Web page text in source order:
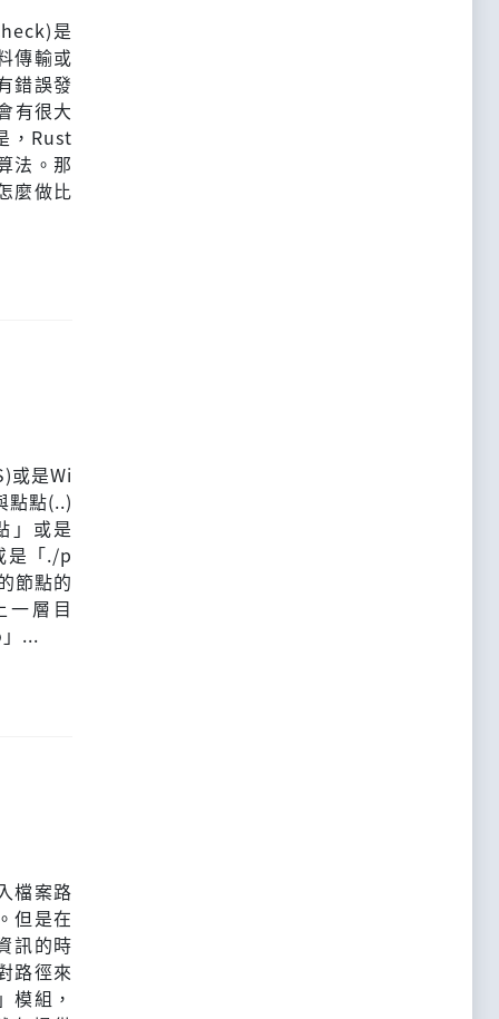
是
傳輸或
錯誤發
有很大
，Rust
法。那
麼做比
或是Wi
點點(..)
」或是
是「./p
節點的
一層目
...
檔案路
但是在
訊的時
路徑來
模組，